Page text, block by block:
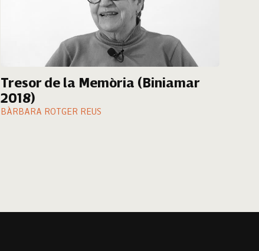
Tresor de la Memòria (Biniamar
2018)
BÀRBARA ROTGER REUS